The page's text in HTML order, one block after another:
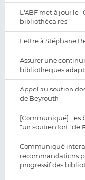
L'ABF met à jour le
bibliothécaires"
Lettre à Stéphane
Assurer une
bibliothèques
Appel au soutien
de Beyrouth
[Communiqué] Les
“un soutien fort” de
Communiqué
recommandations
progressif des